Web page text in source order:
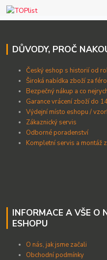
DŮVODY, PROČ
Český eshop s historií od
Široká nabídka zboží za
Bezpečný nákup a co
Garance vrácení zboží do
Výdejní místo eshopu /
Zákaznický servis
Odborné poradenství
Kompletní servis a montáž
INFORMACE A VŠE O
ESHOPU
O nás, jak jsme začali
Obchodní podmínky